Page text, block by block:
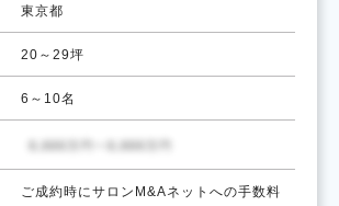
東京都
20～29坪
6～10名
ご成約時にサロンM&Aネットへの手数料